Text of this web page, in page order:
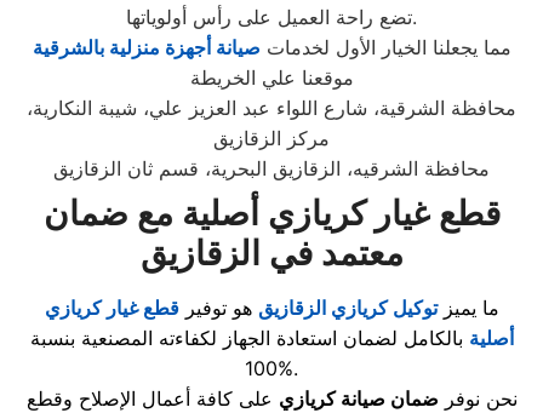
تضع راحة العميل على رأس أولوياتها.
مما يجعلنا الخيار الأول لخدمات صيانة أجهزة منزلية بالشرقية
موقعنا علي الخريطة
محافظة الشرقية، شارع اللواء عبد العزيز علي، شيبة النكارية،
مركز الزقازيق
محافظة الشرقيه، الزقازيق البحرية، قسم ثان الزقازيق
قطع غيار كريازي أصلية مع ضمان
معتمد في الزقازيق
ما يميزتوكيل كريازي الزقازيق هو توفيرقطع غيار كريازي
أصلية بالكامل لضمان استعادة الجهاز لكفاءته المصنعية بنسبة
100%.
نحن نوفر ضمان صيانة كريازي على كافة أعمال الإصلاح وقطع